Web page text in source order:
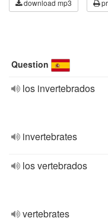
download mp3
Question
los invertebrados
invertebrates
los vertebrados
vertebrates